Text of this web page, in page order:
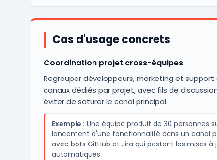
Cas d'usage concrets
Coordination projet cross-équipes
Regrouper développeurs, marketing et support
canaux dédiés par projet, avec fils de
éviter de saturer le canal principal.
Exemple : Une équipe produit de 30 personnes
lancement d'une fonctionnalité dans un canal
avec bots GitHub et Jira qui postent les mises à
automatiques.